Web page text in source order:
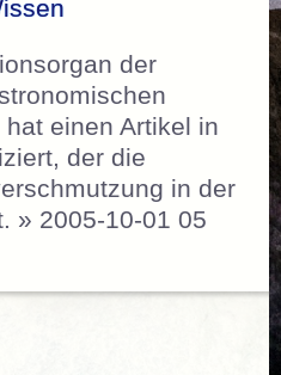
der
einen Artikel in
der die
in der
» 2005-10-01 05